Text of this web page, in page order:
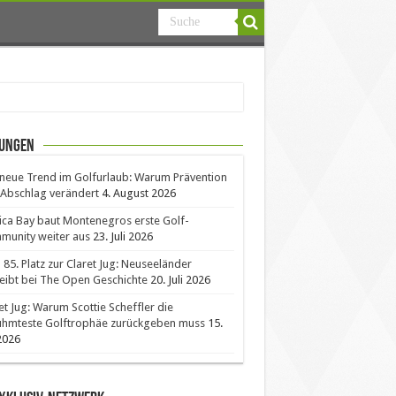
Trend im Golfurlaub: Warum Prävention
verändert 4. August 2026
Bay baut Montenegros erste Golf-
weiter aus 23. Juli 2026
85. Platz zur Claret Jug: Neuseeländer
bei The Open Geschichte 20. Juli 2026
Jug: Warum Scottie Scheffler die
Golftrophäe zurückgeben muss 15.